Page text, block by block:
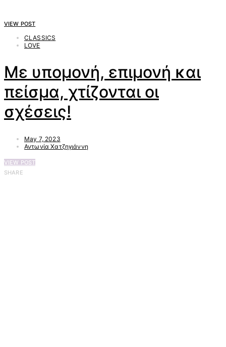
VIEW POST
CLASSICS
LOVE
Με υπομονή, επιμονή και
πείσμα, χτίζονται οι
σχέσεις!
May 7, 2023
Αντωνία Χατζηγιάννη
VIEW POST
SHARE